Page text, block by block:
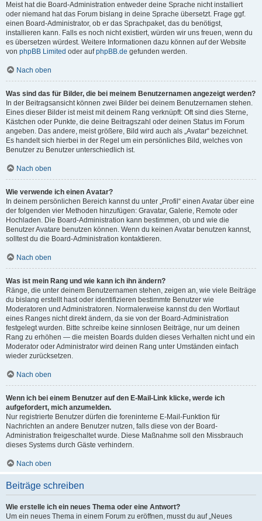
Meist hat die Board-Administration entweder deine Sprache nicht installiert
oder niemand hat das Forum bislang in deine Sprache übersetzt. Frage ggf.
einen Board-Administrator, ob er das Sprachpaket, das du benötigst,
installieren kann. Falls es noch nicht existiert, würden wir uns freuen, wenn du
es übersetzen würdest. Weitere Informationen dazu können auf der Website
von phpBB Limited oder aufphpBB.de gefunden werden.
Nach oben
Was sind das für Bilder, die bei meinem Benutzernamen angezeigt werden?
In der Beitragsansicht können zwei Bilder bei deinem Benutzernamen stehen.
Eines dieser Bilder ist meist mit deinem Rang verknüpft: Oft sind dies Sterne,
Kästchen oder Punkte, die deine Beitragszahl oder deinen Status im Forum
angeben. Das andere, meist größere, Bild wird auch als „Avatar“ bezeichnet.
Es handelt sich hierbei in der Regel um ein persönliches Bild, welches von
Benutzer zu Benutzer unterschiedlich ist.
Nach oben
Wie verwende ich einen Avatar?
In deinem persönlichen Bereich kannst du unter „Profil“ einen Avatar über eine
der folgenden vier Methoden hinzufügen: Gravatar, Galerie, Remote oder
Hochladen. Die Board-Administration kann bestimmen, ob und wie die
Benutzer Avatare benutzen können. Wenn du keinen Avatar benutzen kannst,
solltest du die Board-Administration kontaktieren.
Nach oben
Was ist mein Rang und wie kann ich ihn ändern?
Ränge, die unter deinem Benutzernamen stehen, zeigen an, wie viele Beiträge
du bislang erstellt hast oder identifizieren bestimmte Benutzer wie
Moderatoren und Administratoren. Normalerweise kannst du den Wortlaut
eines Ranges nicht direkt ändern, da sie von der Board-Administration
festgelegt wurden. Bitte schreibe keine sinnlosen Beiträge, nur um deinen
Rang zu erhöhen — die meisten Boards dulden dieses Verhalten nicht und ein
Moderator oder Administrator wird deinen Rang unter Umständen einfach
wieder zurücksetzen.
Nach oben
Wenn ich bei einem Benutzer auf den E-Mail-Link klicke, werde ich
aufgefordert, mich anzumelden.
Nur registrierte Benutzer dürfen die foreninterne E-Mail-Funktion für
Nachrichten an andere Benutzer nutzen, falls diese von der Board-
Administration freigeschaltet wurde. Diese Maßnahme soll den Missbrauch
dieses Systems durch Gäste verhindern.
Nach oben
Beiträge schreiben
Wie erstelle ich ein neues Thema oder eine Antwort?
Um ein neues Thema in einem Forum zu eröffnen, musst du auf „Neues